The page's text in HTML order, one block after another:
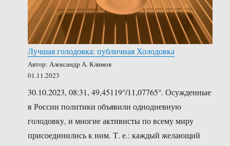
Лучшая голодовка: публичная Холодовка
Автор: Александр А. Климов
01.11.2023
30.10.2023, 08:31, 49,45119°/11,07765°. Осужденные
в России политики объявили однодневную
голодовку, и многие активисты по всему миру
присоединились к ним. Т. е.: каждый желающий